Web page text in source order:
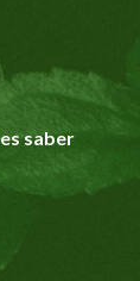
saber